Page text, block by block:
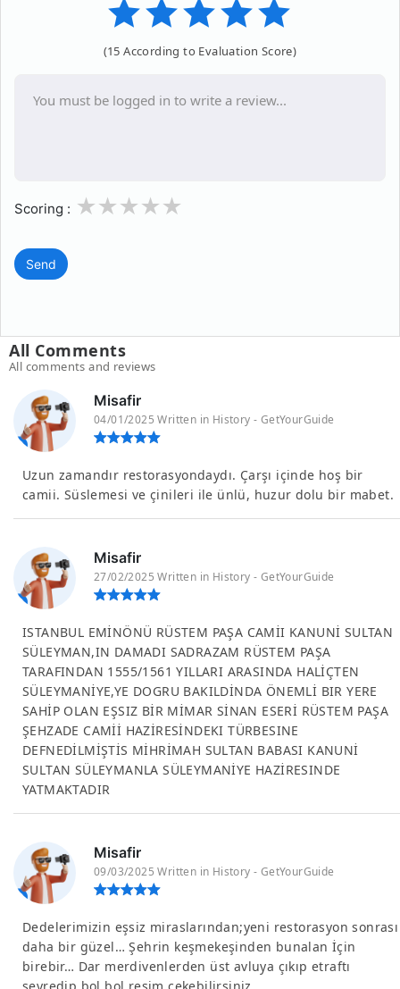
(15 According to Evaluation Score)
Scoring : 3
2
1
Send
All Comments
All comments and reviews
Misafir
04/01/2025 Written in History - GetYourGuide
Uzun zamandır restorasyondaydı. Çarşı içinde hoş bir
camii. Süslemesi ve çinileri ile ünlü, huzur dolu bir mabet.
Misafir
27/02/2025 Written in History - GetYourGuide
ISTANBUL EMİNÖNÜ RÜSTEM PAŞA CAMİI KANUNİ SULTAN
SÜLEYMAN,IN DAMADI SADRAZAM RÜSTEM PAŞA
TARAFINDAN 1555/1561 YILLARI ARASINDA HALİÇTEN
SÜLEYMANİYE,YE DOGRU BAKILDİNDA ÖNEMLİ BIR YERE
SAHİP OLAN EŞSIZ BİR MİMAR SİNAN ESERİ RÜSTEM PAŞA
ŞEHZADE CAMİİ HAZİRESİNDEKI TÜRBESINE
DEFNEDİLMİŞTİS MİHRİMAH SULTAN BABASI KANUNİ
SULTAN SÜLEYMANLA SÜLEYMANİYE HAZİRESINDE
YATMAKTADIR
Misafir
09/03/2025 Written in History - GetYourGuide
Dedelerimizin eşsiz miraslarından;yeni restorasyon sonrası
daha bir güzel… Şehrin keşmekeşinden bunalan İçin
birebir… Dar merdivenlerden üst avluya çıkıp etraftı